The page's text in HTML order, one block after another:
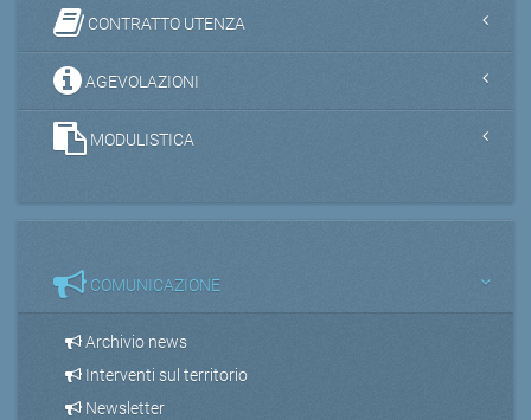
CONTRATTO UTENZA
AGEVOLAZIONI
MODULISTICA
COMUNICAZIONE
Archivio news
Interventi sul territorio
Newsletter